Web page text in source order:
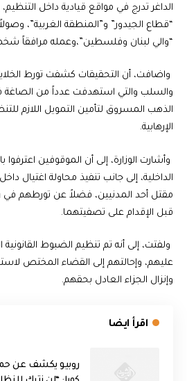
الداغر تدرج في مواقع قيادية داخل
“قطاع الجيدور” و”المنطقة الغربية”،
“والي لبنان وفلسطين”،وعمله مرافقاً
واضافت، أن التحقيقات كشفت تورط
والسلب والتي استهدفت عدداً من
الذهب المسروق لتأمين التمويل اللازم
الإرهابية.
وأشارت الوزارة، إلى أن الموقوفين
الداخلية، إلى جانب تنفيذ محاولة اغتيال
مقتل أحد المدنيين، فضلاً عن تورطهم
قبل الإقدام على تصفيتهما.
ولفتت، إلى أنه تم تنظيم الضبوط
عليهم، وإحالتهم إلى القضاء المختص
وإنزال الجزاء العادل بحقهم.
اقرأ ايضا
روبيو يكشف عن